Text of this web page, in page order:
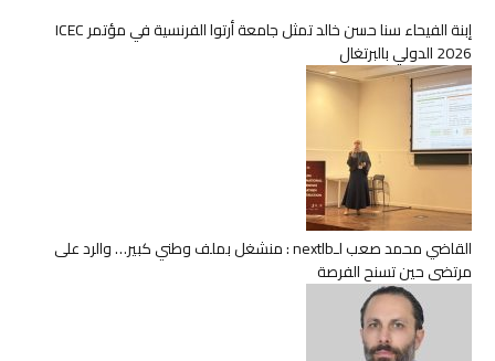
إبنة الفيحاء سنا حسن خالد تمثل جامعة أرتوا الفرنسية في مؤتمر ICEC
2026 الدولي بالبرتغال
القاضي محمد صعب لـnextlb : منشغل بملف وطني كبير… والرد على
مرتضى حين تسنح الفرصة